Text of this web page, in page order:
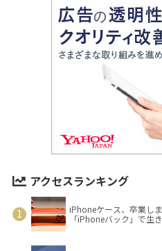
アクセスランキング
iPhoneケース、卒業し
「iPhoneバック」で生